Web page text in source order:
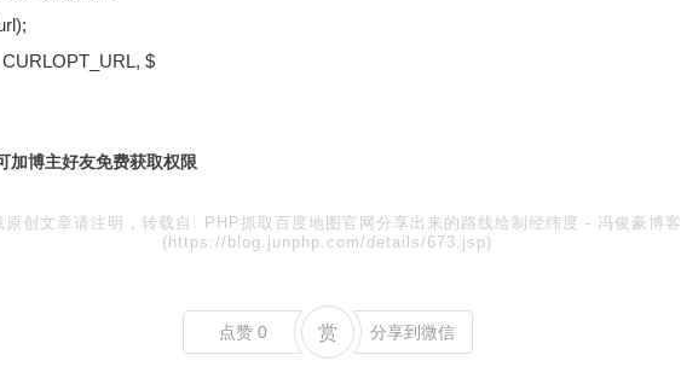
$
加博主好友免费获取权限
原创文章请注明，转载自: PHP抓取百度地图官网分享出来的路线绘制经纬度 - 冯俊豪博客
(https://blog.junphp.com/details/673.jsp)
点赞 0 赏 分享到微信